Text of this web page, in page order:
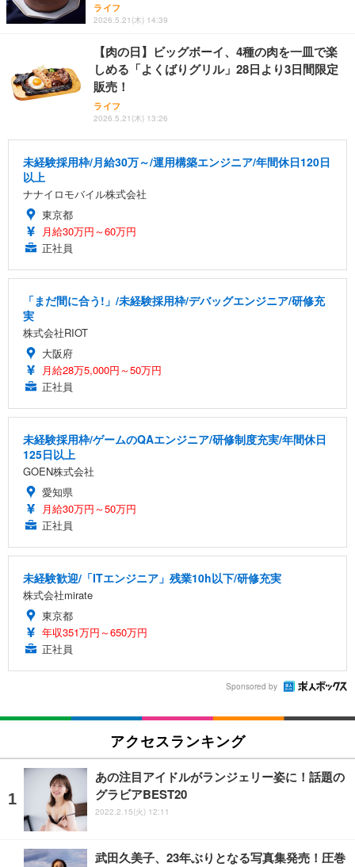
ライフ
2026.5.21(木) 14:39
【肉の日】ビッグボーイ、4種の肉を一皿で楽
しめる「よくばりグリル」28日より3日間限定
販売！
ライフ
2026.5.21(木) 13:26
未経験採用枠/月給30万～/運用構築エンジニア/年間休日120日
以上
ナナイロモバイル株式会社
東京都
月給30万円～60万円
正社員
「まだ間に合う!」/未経験採用枠/デバッグエンジニア/研修充
実
株式会社RIOT
大阪府
月給28万5,000円～50万円
正社員
未経験採用枠/ゲームのQAエンジニア/研修制度充実/年間休日
125日以上
GOEN株式会社
愛知県
月給30万円～50万円
正社員
未経験歓迎/「ITエンジニア」残業10h以下/研修充実
株式会社mirate
東京都
年収351万円～650万円
正社員
Sponsored by
アクセスランキング
あの注目アイドルがランジェリー姿に！話題の
グラビアBEST20
2022.2.15(火) 12:11
武田久美子、23年ぶりとなる写真集発売！圧巻